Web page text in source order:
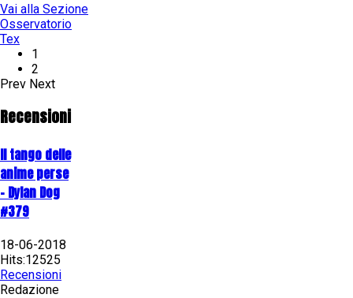
Vai alla Sezione
Osservatorio
Tex
1
2
Prev Next
Recensioni
Il tango delle
anime perse
- Dylan Dog
#379
18-06-2018
Hits:12525
Recensioni
Redazione